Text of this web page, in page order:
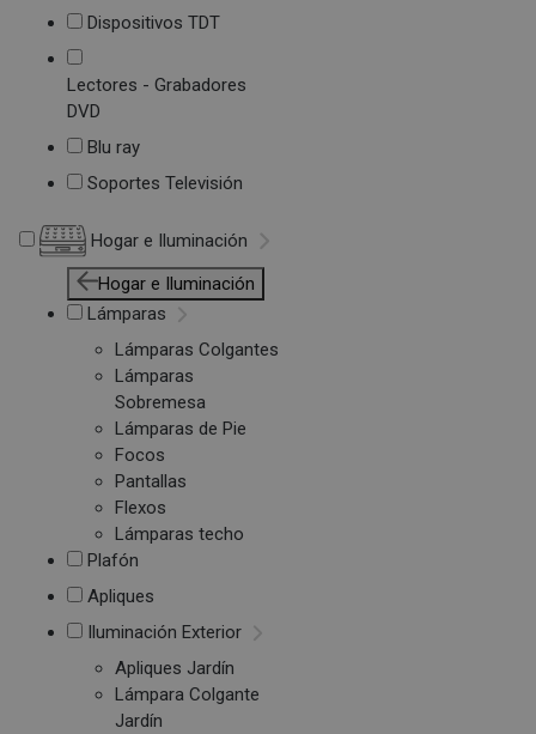
Dispositivos TDT
Lectores - Grabadores
DVD
Blu ray
Soportes Televisión
Hogar e Iluminación
Hogar e Iluminación
Lámparas
Lámparas Colgantes
Lámparas
Sobremesa
Lámparas de Pie
Focos
Pantallas
Flexos
Lámparas techo
Plafón
Apliques
Iluminación Exterior
Apliques Jardín
Lámpara Colgante
Jardín